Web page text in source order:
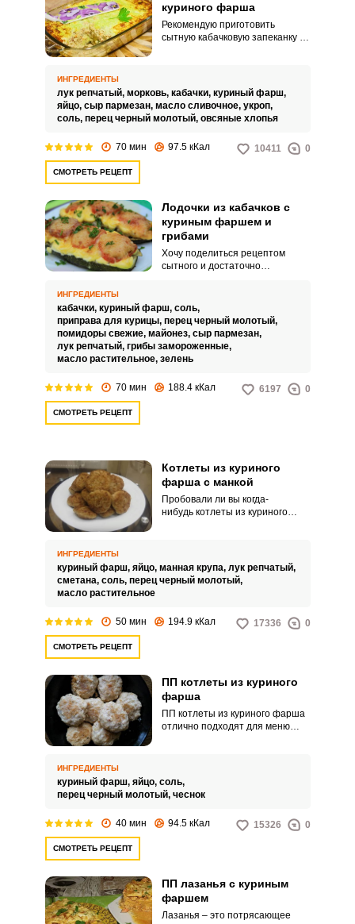
куриного фарша
Рекомендую приготовить
сытную кабачковую запеканку из
обычный день.
ИНГРЕДИЕНТЫ
лук репчатый, морковь, кабачки, куриный фарш,
яйцо, сыр пармезан, масло сливочное, укроп,
соль, перец черный молотый, овсяные хлопья
70 мин 97.5 кКал 10411 0
СМОТРЕТЬ РЕЦЕПТ
Лодочки из кабачков с
куриным фаршем и
грибами
Хочу поделиться рецептом
сытного и достаточно
праздничный стол или
приготовить на ужин в обычный
день - лодочки из кабачков с
куриным фаршем и грибами
непременно оценит сильная
ИНГРЕДИЕНТЫ
кабачки, куриный фарш, соль,
приправа для курицы, перец черный молотый,
помидоры свежие, майонез, сыр пармезан,
лук репчатый, грибы замороженные,
масло растительное, зелень
70 мин 188.4 кКал 6197 0
СМОТРЕТЬ РЕЦЕПТ
Котлеты из куриного
фарша с манкой
Пробовали ли вы когда-
нибудь котлеты из куриного
взаимодействуя с жидкостью,
она активно впитывает ее и
заметно разбухает. Тем самым
придавая ему плотную текстуру
ИНГРЕДИЕНТЫ
куриный фарш, яйцо, манная крупа, лук репчатый,
сметана, соль, перец черный молотый,
масло растительное
50 мин 194.9 кКал 17336 0
СМОТРЕТЬ РЕЦЕПТ
ПП котлеты из куриного
фарша
ПП котлеты из куриного фарша
отлично подходят для меню
ИНГРЕДИЕНТЫ
куриный фарш, яйцо, соль,
перец черный молотый, чеснок
40 мин 94.5 кКал 15326 0
СМОТРЕТЬ РЕЦЕПТ
ПП лазанья с куриным
фаршем
Лазанья – это потрясающее